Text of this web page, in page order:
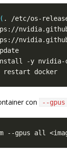
. /etc/os-
con --